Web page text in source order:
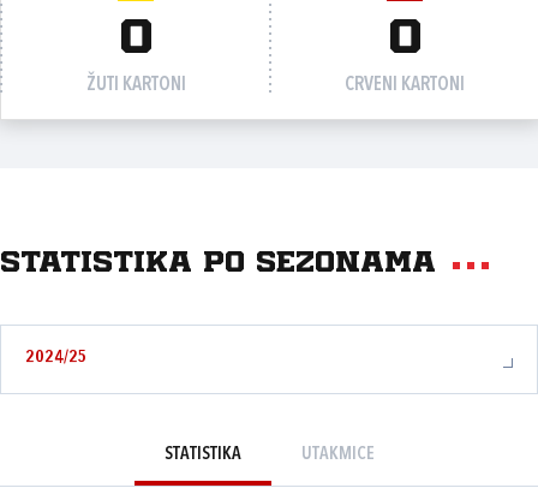
0
ŽUTI KARTONI
0
CRVENI KARTONI
Statistika po sezonama
2024/25
STATISTIKA UTAKMICE